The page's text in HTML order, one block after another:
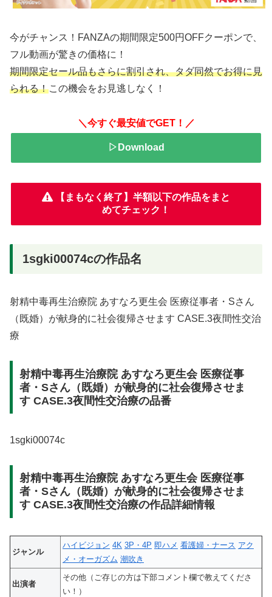
今がチャンス！FANZAの期間限定500円OFFクーポンで、
フル動画が驚きの価格に！
期間限定セール品もさらに割引され、タダ同然でお得に見
られる！この機会をお見逃しなく！
＼今すぐ最安値でGET！／
▷Download
【まもなく終了】半額以下の作品をまと
めてチェック！
1sgki00074cの作品名
射精中毒再生治療院 あすなろ更生会 医療従事者・Sさん
（既婚）が献身的に社会復帰させます CASE.3夜間性交治
療
射精中毒再生治療院 あすなろ更生会 医療従事
者・Sさん（既婚）が献身的に社会復帰させま
す CASE.3夜間性交治療の品番
1sgki00074c
射精中毒再生治療院 あすなろ更生会 医療従事
者・Sさん（既婚）が献身的に社会復帰させま
す CASE.3夜間性交治療の作品詳細情報
ジャンル
ハイビジョン 4K 3P・4P 即ハメ 看護婦・ナース アク
メ・オーガズム 潮吹き
出演者
その他（ご存じの方は下部コメント欄で教えてくださ
い！）